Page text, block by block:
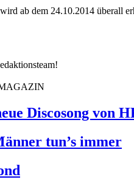
ab dem 24.10.2014 überall
Discosong von
tun’s immer